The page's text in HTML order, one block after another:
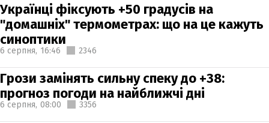
Українці фіксують +50 градусів на
"домашніх" термометрах: що на це кажуть
синоптики
6 серпня, 16:46 2346
Грози замінять сильну спеку до +38:
прогноз погоди на найближчі дні
6 серпня, 08:00 3356